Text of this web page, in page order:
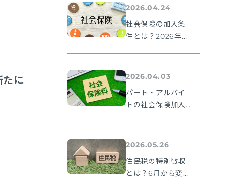
に
2026.04.24
社会保険の加入条
件とは？2026年法
2026.04.03
パート・アルバイ
トの社会保険加入
正ポイントを解説
2026.05.26
住民税の特別徴収
とは？6月から変わ